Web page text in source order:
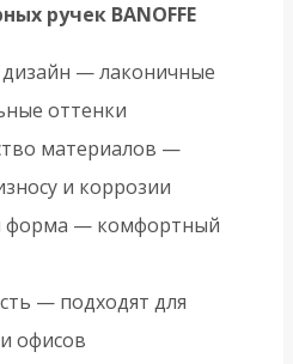
ручек BANOFFE
— лаконичные
оттенки
материалов —
и коррозии
форма — комфортный
— подходят для
офисов